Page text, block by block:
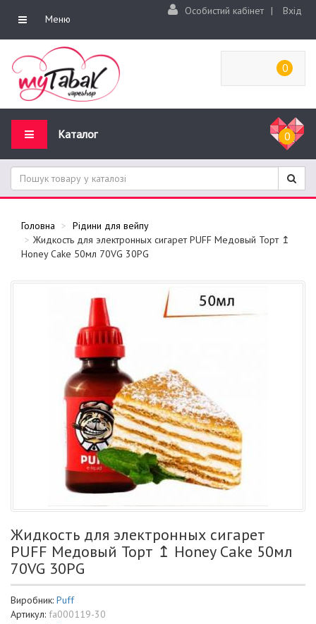
Меню
Особистий кабінет | Вхід
0
Каталог 0
Головна
Рідини для вейпу
Жидкость для электронных сигарет PUFF Медовый Торт ↥
Honey Cake 50мл 70VG 30PG
Жидкость для электронных сигарет
PUFF Медовый Торт ↥ Honey Cake 50мл
70VG 30PG
Виробник: Puff
Артикул: fa000119-30